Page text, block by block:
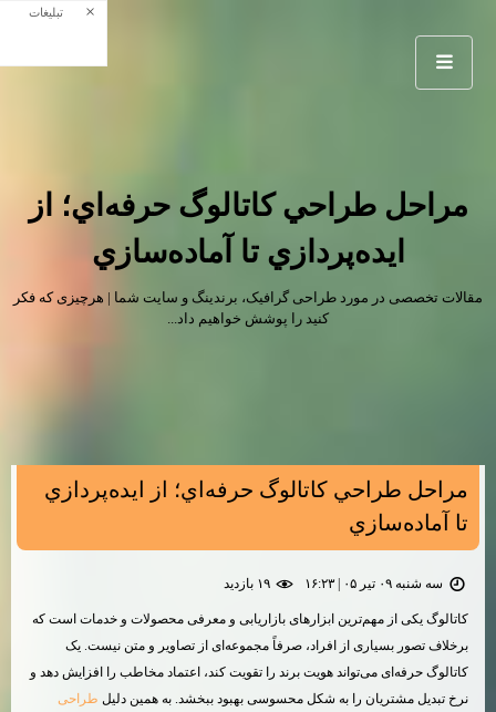
مراحل طراحي كاتالوگ حرفه‌اي؛ از
ايده‌پردازي تا آماده‌سازي
مقالات تخصصی در مورد طراحی گرافیک، برندینگ و سایت شما | هرچیزی که فکر
کنید را پوشش خواهیم داد...
مراحل طراحي كاتالوگ حرفه‌اي؛ از ايده‌پردازي
تا آماده‌سازي
سه شنبه ۰۹ تیر ۰۵ | ۱۶:۲۳ ۱۹ بازديد
کاتالوگ یکی از مهم‌ترین ابزارهای بازاریابی و معرفی محصولات و خدمات است که
برخلاف تصور بسیاری از افراد، صرفاً مجموعه‌ای از تصاویر و متن نیست. یک
کاتالوگ حرفه‌ای می‌تواند هویت برند را تقویت کند، اعتماد مخاطب را افزایش دهد و
نرخ تبدیل مشتریان را به شکل محسوسی بهبود ببخشد. به همین دلیلطراحی
تبلیغات